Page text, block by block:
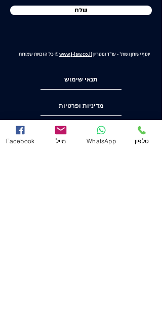
שלח
יוסף ישורון ושות' - עו"ד ונוטריוןwww.j-law.co.il© כל הזכויות שמורות
תנאי שימוש
מדיניות ופרטיות
הצהרת נגישות
Facebook מייל WhatsApp טלפון